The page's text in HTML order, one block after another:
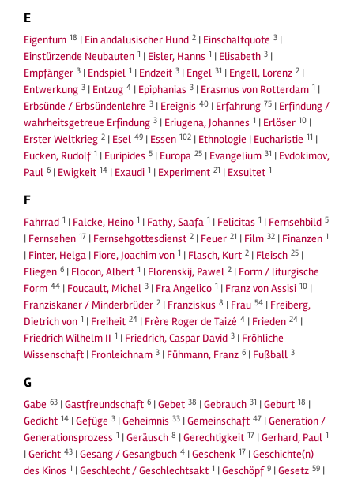
E
Eigentum 18 | Ein andalusischer Hund 2 | Einschaltquote 3 |
Einstürzende Neubauten 1 | Eisler, Hanns 1 | Elisabeth 3 |
Empfänger 3 | Endspiel 1 | Endzeit 3 | Engel 31 | Engell, Lorenz 2 |
Entwerkung 3 | Entzug 4 | Epiphanias 3 | Erasmus von Rotterdam 1 |
Erbsünde / Erbsündenlehre 3 | Ereignis 40 | Erfahrung 75 | Erfindung /
wahrheitsgetreue Erfindung 3 | Eriugena, Johannes 1 | Erlöser 10 |
Erster Weltkrieg 2 | Esel 49 | Essen 102 | Ethnologie | Eucharistie 11 |
Eucken, Rudolf 1 | Euripides 5 | Europa 25 | Evangelium 31 | Evdokimov,
Paul 6 | Ewigkeit 14 | Exaudi 1 | Experiment 21 | Exsultet 1
F
Fahrrad 1 | Falcke, Heino 1 | Fathy, Saafa 1 | Felicitas 1 | Fernsehbild 5
| Fernsehen 17 | Fernsehgottesdienst 2 | Feuer 21 | Film 32 | Finanzen 1
| Finter, Helga | Fiore, Joachim von 1 | Flasch, Kurt 2 | Fleisch 25 |
Fliegen 6 | Flocon, Albert 1 | Florenskij, Pawel 2 | Form / liturgische
Form 44 | Foucault, Michel 3 | Fra Angelico 1 | Franz von Assisi 10 |
Franziskaner / Minderbrüder 2 | Franziskus 8 | Frau 54 | Freiberg,
Dietrich von 1 | Freiheit 24 | Frère Roger de Taizé 4 | Frieden 24 |
Friedrich Wilhelm II 1 | Friedrich, Caspar David 3 | Fröhliche
Wissenschaft | Fronleichnam 3 | Fühmann, Franz 6 | Fußball 3
G
Gabe 63 |Gastfreundschaft 6 |Gebet 38 |Gebrauch 31 |Geburt 18 |
Gedicht 14 |Gefüge 3 |Geheimnis 33 |Gemeinschaft 47 |Generation /
Generationsprozess 1 |Geräusch 8 |Gerechtigkeit 17 |Gerhard, Paul 1
|Gericht 43 |Gesang / Gesangbuch 4 |Geschenk 17 |Geschichte(n)
des Kinos 1 |Geschlecht / Geschlechtsakt 1 |Geschöpf 9 |Gesetz 59 |